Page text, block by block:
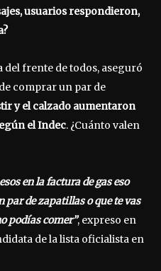
usuarios respondieron,
del frente de todos, aseguró
comprar un par de
y el calzado aumentaron
el Indec. ¿Cuánto valen
en la factura de gas eso
par de zapatillas o que te vas
podías comer”, expreso en
de la lista oficialista en